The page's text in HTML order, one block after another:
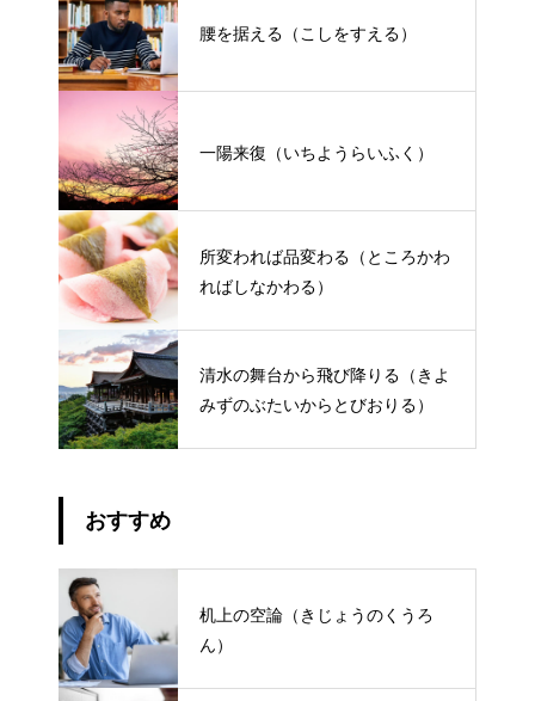
腰を据える（こしをすえる）
一陽来復（いちようらいふく）
所変われば品変わる（ところかわ
ればしなかわる）
清水の舞台から飛び降りる（きよ
みずのぶたいからとびおりる）
おすすめ
机上の空論（きじょうのくうろ
ん）